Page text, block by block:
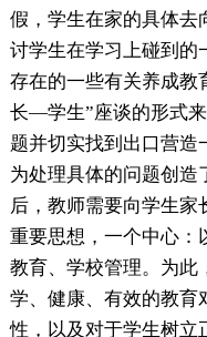
假，学生在家的具体去
讨学生在学习上碰到的
存在的一些有关养成
长—学生”座谈的形式
题并切实找到出口营造
为处理具体的问题创造
后，教师需要向学生家
重要思想，一个中心：
教育、学校管理。为此
学、健康、有效的教育
性，以及对于学生树立